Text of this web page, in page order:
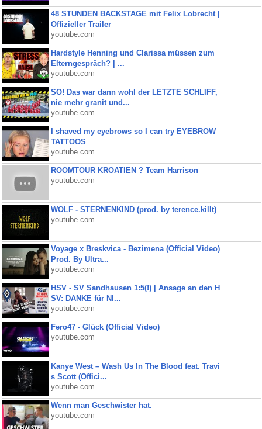
48 STUNDEN BACKSTAGE mit Felix Lobrecht |
Offizieller Trailer
youtube.com
Hardstyle Henning und Clarissa müssen zum
Elterngespräch? | ...
youtube.com
SO! Das war dann wohl der LETZTE SCHLIFF,
nie mehr granit und...
youtube.com
I shaved my eyebrows so I can try EYEBROW
TATTOOS
youtube.com
ROOMTOUR KROATIEN ? Team Harrison
youtube.com
WOLF - STERNENKIND (prod. by terence.killt)
youtube.com
Voyage x Breskvica - Bezimena (Official Video)
Prod. By Ultra...
youtube.com
HSV - SV Sandhausen 1:5(!) | Ansage an den H
SV: DANKE für NI...
youtube.com
Fero47 - Glück (Official Video)
youtube.com
Kanye West – Wash Us In The Blood feat. Travi
s Scott (Offici...
youtube.com
Wenn man Geschwister hat.
youtube.com